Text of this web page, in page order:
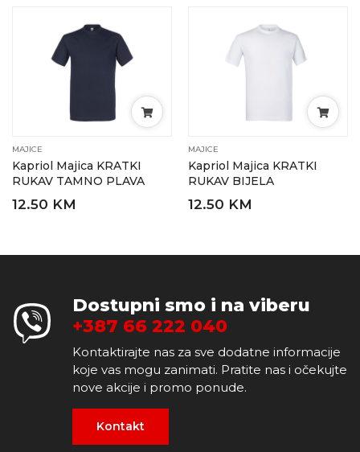
MAJICE
Kapriol Majica KRATKI
RUKAV TAMNO PLAVA
12.50 KM
MAJICE
Kapriol Majica KRATKI
RUKAV BIJELA
12.50 KM
Dostupni smo i na viberu
+387 66 222 040
Kontaktirajte nas za sve dodatne informacije
koje vas mogu zanimati. Pratite nas i očekujte
nove akcije i promo ponude.
Kontakt